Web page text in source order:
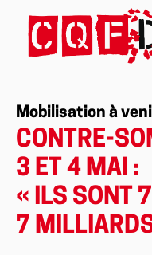
Mobilisation à
CONTRE-
3 ET 4 MAI :
« ILS SONT
7